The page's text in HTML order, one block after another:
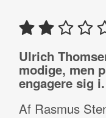
Ulrich
modige, men
engagere sig i.
Af Rasmus